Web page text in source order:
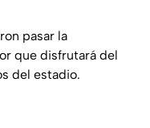
pasar la
que disfrutará del
del estadio.